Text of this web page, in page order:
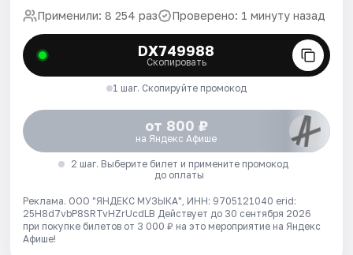
Применили: 8 254 раз Проверено: 1 минуту назад
DX749988
Скопировать
1 шаг. Скопируйте промокод
от 800 ₽
на Яндекс Афише
2 шаг. Выберите билет и примените промокод
до оплаты
Реклама. ООО "ЯНДЕКС МУЗЫКА", ИНН: 9705121040 erid:
25H8d7vbP8SRTvHZrUcdLB Действует до 30 сентября 2026
при покупке билетов от 3 000 ₽ на это мероприятие на Яндекс
Афише!